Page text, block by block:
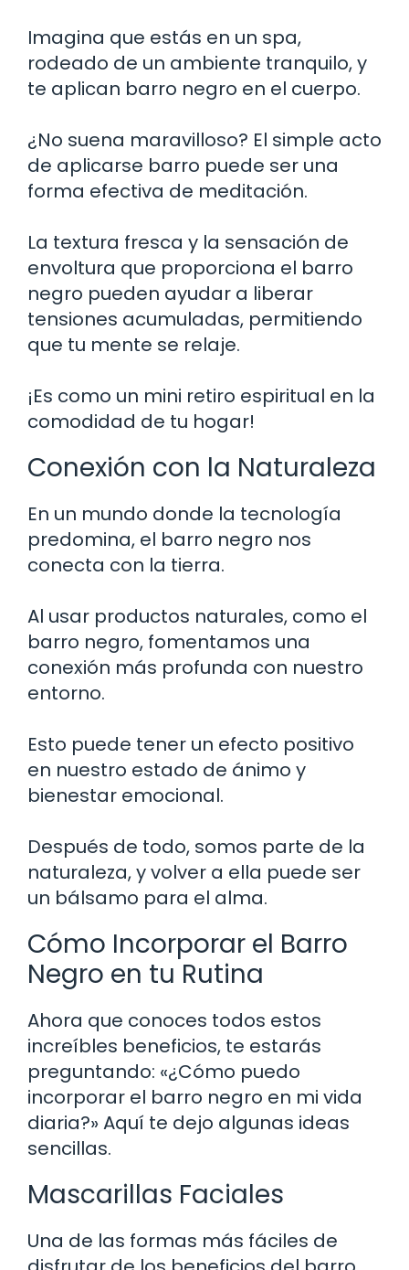
Imagina que estás en un spa,
rodeado de un ambiente tranquilo, y
te aplican barro negro en el cuerpo.
¿No suena maravilloso? El simple acto
de aplicarse barro puede ser una
forma efectiva de meditación.
La textura fresca y la sensación de
envoltura que proporciona el barro
negro pueden ayudar a liberar
tensiones acumuladas, permitiendo
que tu mente se relaje.
¡Es como un mini retiro espiritual en la
comodidad de tu hogar!
Conexión con la Naturaleza
En un mundo donde la tecnología
predomina, el barro negro nos
conecta con la tierra.
Al usar productos naturales, como el
barro negro, fomentamos una
conexión más profunda con nuestro
entorno.
Esto puede tener un efecto positivo
en nuestro estado de ánimo y
bienestar emocional.
Después de todo, somos parte de la
naturaleza, y volver a ella puede ser
un bálsamo para el alma.
Cómo Incorporar el Barro
Negro en tu Rutina
Ahora que conoces todos estos
increíbles beneficios, te estarás
preguntando: «¿Cómo puedo
incorporar el barro negro en mi vida
diaria?» Aquí te dejo algunas ideas
sencillas.
Mascarillas Faciales
Una de las formas más fáciles de